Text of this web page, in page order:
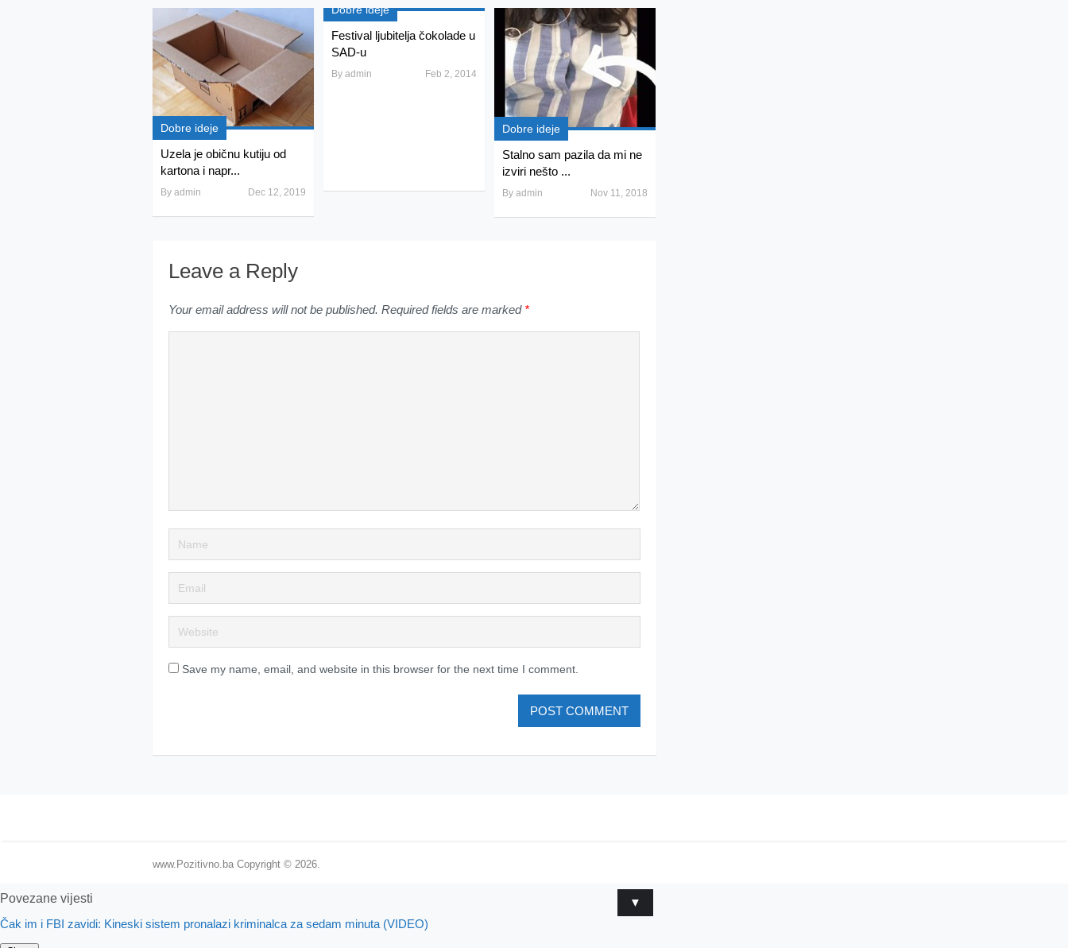
Dobre ideje
Uzela je običnu kutiju od
kartona i napr...
By admin Dec 12, 2019
Dobre ideje
Festival ljubitelja čokolade u
SAD-u
By admin Feb 2, 2014
Dobre ideje
Stalno sam pazila da mi ne
izviri nešto ...
By admin Nov 11, 2018
Leave a Reply
Your email address will not be published. Required fields are marked *
Save my name, email, and website in this browser for the next time I comment.
www.Pozitivno.ba Copyright © 2026.
▼
Povezane vijesti
Čak im i FBI zavidi: Kineski sistem pronalazi kriminalca za sedam minuta (VIDEO)